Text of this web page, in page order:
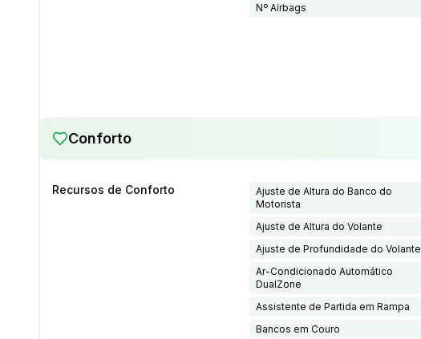
Nº Airbags
Conforto
Recursos de Conforto
Ajuste de Altura do Banco do
Motorista
Ajuste de Altura do Volante
Ajuste de Profundidade do Volante
Ar-Condicionado Automático
DualZone
Assistente de Partida em Rampa
Bancos em Couro